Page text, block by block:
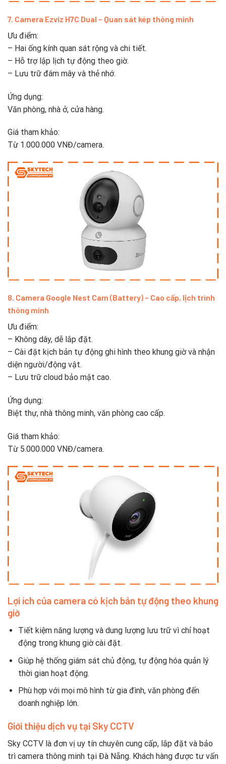
7. Camera Ezviz H7C Dual – Quan sát kép thông minh
Ưu điểm:
– Hai ống kính quan sát rộng và chi tiết.
– Hỗ trợ lập lịch tự động theo giờ.
– Lưu trữ đám mây và thẻ nhớ.
Ứng dụng:
Văn phòng, nhà ở, cửa hàng.
Giá tham khảo:
Từ 1.000.000 VNĐ/camera.
8. Camera Google Nest Cam (Battery) – Cao cấp, lịch trình
thông minh
Ưu điểm:
– Không dây, dễ lắp đặt.
– Cài đặt kịch bản tự động ghi hình theo khung giờ và nhận
diện người/động vật.
– Lưu trữ cloud bảo mật cao.
Ứng dụng:
Biệt thự, nhà thông minh, văn phòng cao cấp.
Giá tham khảo:
Từ 5.000.000 VNĐ/camera.
Lợi ích của camera có kịch bản tự động theo khung
giờ
Tiết kiệm năng lượng và dung lượng lưu trữ vì chỉ hoạt
động trong khung giờ cài đặt.
Giúp hệ thống giám sát chủ động, tự động hóa quản lý
thời gian hoạt động.
Phù hợp với mọi mô hình từ gia đình, văn phòng đến
doanh nghiệp lớn.
Giới thiệu dịch vụ tại Sky CCTV
Sky CCTV là đơn vị uy tín chuyên cung cấp, lắp đặt và bảo
trì camera thông minh tại Đà Nẵng. Khách hàng được tư vấn